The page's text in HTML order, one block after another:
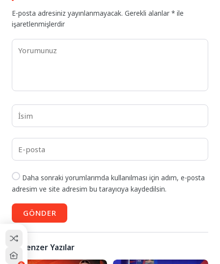
E-posta adresiniz yayınlanmayacak. Gerekli alanlar* ile
işaretlenmişlerdir
Daha sonraki yorumlarımda kullanılması için adım, e-posta
adresim ve site adresim bu tarayıcıya kaydedilsin.
GÖNDER
Benzer Yazılar